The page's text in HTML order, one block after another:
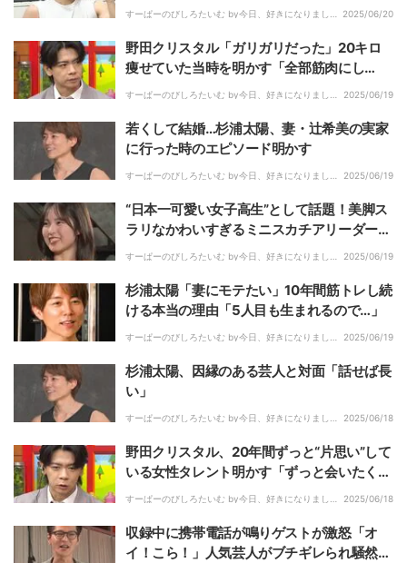
すーぱーのびしろたいむ by今日、好きになりまし
2025/06/20
野田クリスタル「ガリガリだった」20キロ
痩せていた当時を明かす「全部筋肉にし
て…」
すーぱーのびしろたいむ by今日、好きになりまし
2025/06/19
若くして結婚…杉浦太陽、妻・辻希美の実家
に行った時のエピソード明かす
すーぱーのびしろたいむ by今日、好きになりまし
2025/06/19
“日本一可愛い女子高生”として話題！美脚ス
ラリなかわいすぎるミニスカチアリーダー姿
に彼氏も惚れ惚れ
すーぱーのびしろたいむ by今日、好きになりまし
2025/06/19
杉浦太陽「妻にモテたい」10年間筋トレし続
ける本当の理由「5人目も生まれるので…」
すーぱーのびしろたいむ by今日、好きになりまし
2025/06/19
杉浦太陽、因縁のある芸人と対面「話せば長
い」
すーぱーのびしろたいむ by今日、好きになりまし
2025/06/18
野田クリスタル、20年間ずっと“片思い”して
いる女性タレント明かす「ずっと会いたく
て」「ひとりの男として認められたい」
すーぱーのびしろたいむ by今日、好きになりまし
2025/06/18
収録中に携帯電話が鳴りゲストが激怒「オ
イ！こら！」人気芸人がブチギレられ騒然